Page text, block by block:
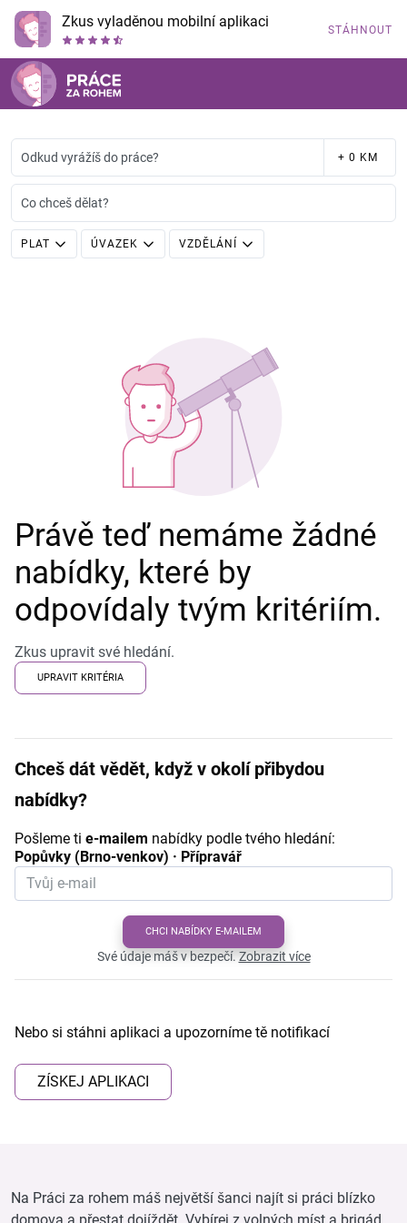
Zkus vyladěnou mobilní aplikaci STÁHNOUT
Odkud vyrážíš do práce? + 0 KM
Co chceš dělat?
PLAT ÚVAZEK VZDĚLÁNÍ
Právě teď nemáme žádné
nabídky, které by
odpovídaly tvým kritériím.
Zkus upravit své hledání.
UPRAVIT KRITÉRIA
Chceš dát vědět, když v okolí přibydou
nabídky?
Pošleme ti e-mailem nabídky podle tvého hledání:
Popůvky (Brno-venkov) · Přípravář
CHCI NABÍDKY E-MAILEM
Své údaje máš v bezpečí.Zobrazit více
Nebo si stáhni aplikaci a upozorníme tě notifikací
ZÍSKEJ APLIKACI
Na Práci za rohem máš největší šanci najít si práci blízko
domova a přestat dojíždět. Vybírej z volných míst a brigád